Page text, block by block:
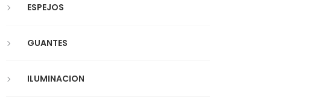
ESPEJOS
GUANTES
ILUMINACION